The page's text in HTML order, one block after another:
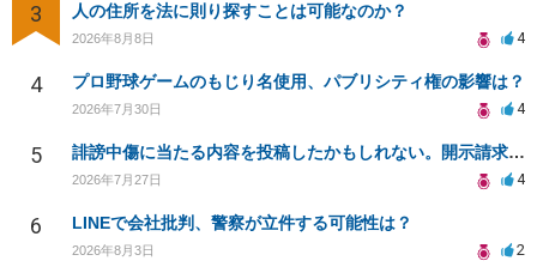
3 人の住所を法に則り探すことは可能なのか？
2026年8月8日 4
4 プロ野球ゲームのもじり名使用、パブリシティ権の影響は？
2026年7月30日 4
5 誹謗中傷に当たる内容を投稿したかもしれない。開示請求や民事刑事裁判に発展しうるのか教えて欲しい。
2026年7月27日 4
6 LINEで会社批判、警察が立件する可能性は？
2026年8月3日 2